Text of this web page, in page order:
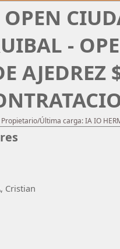
-
Última carga: IA IO
Cristian